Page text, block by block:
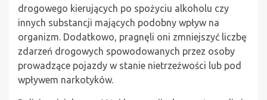
drogowego kierujących po spożyciu alkoholu czy
innych substancji mających podobny wpływ na
organizm. Dodatkowo, pragnęli oni zmniejszyć liczbę
zdarzeń drogowych spowodowanych przez osoby
prowadzące pojazdy w stanie nietrzeźwości lub pod
wpływem narkotyków.